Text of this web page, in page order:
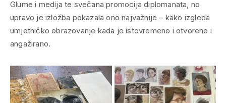
Glume i medija te svečana promocija diplomanata, no
upravo je izložba pokazala ono najvažnije – kako izgleda
umjetničko obrazovanje kada je istovremeno i otvoreno i
angažirano.